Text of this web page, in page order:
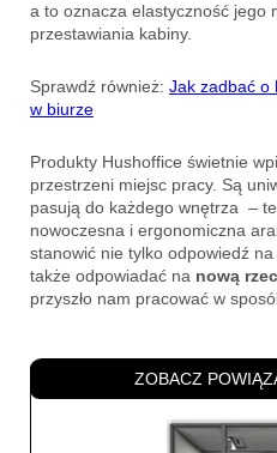
a to oznacza elastyczność jego
przestawiania kabiny.
Sprawdź również: Jak zadbać o
w biurze
Produkty Hushoffice świetnie
przestrzeni miejsc pracy. Są
pasują do każdego wnętrza –
nowoczesna i ergonomiczna
stanowić nie tylko odpowiedź
także odpowiadać na nową
przyszło nam pracować w
ZOBACZ